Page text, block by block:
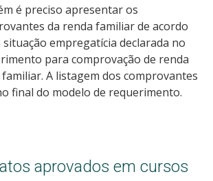
é preciso apresentar os
da renda familiar de acordo
situação empregatícia declarada no
para comprovação de renda
A listagem dos comprovantes
final do modelo de requerimento.
aprovados em cursos